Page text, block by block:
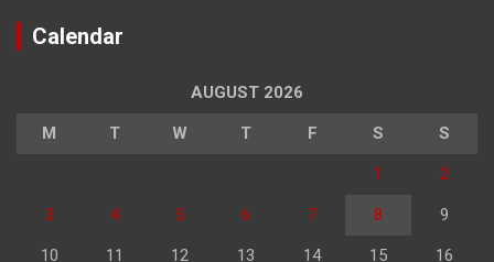
Calendar
AUGUST 2026
M T W T F S S
1 2
3 4 5 6 7 8 9
10 11 12 13 14 15 16